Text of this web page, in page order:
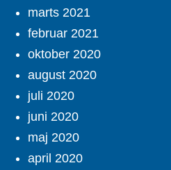
marts 2021
februar 2021
oktober 2020
august 2020
juli 2020
juni 2020
maj 2020
april 2020